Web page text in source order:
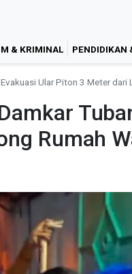
& KRIMINAL PENDIDIKAN
Ular Piton 3 Meter dari
Rumah